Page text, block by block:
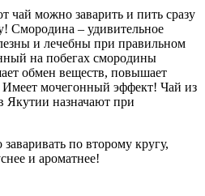
чай можно заварить и пить сразу
Смородина – удивительное
и лечебны при правильном
на побегах смородины
обмен веществ, повышает
мочегонный эффект! Чай из
Якутии назначают при
по второму кругу,
и ароматнее!